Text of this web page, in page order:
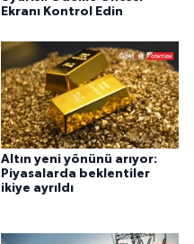
Ekranı Kontrol Edin
Altın yeni yönünü arıyor:
Piyasalarda beklentiler
ikiye ayrıldı